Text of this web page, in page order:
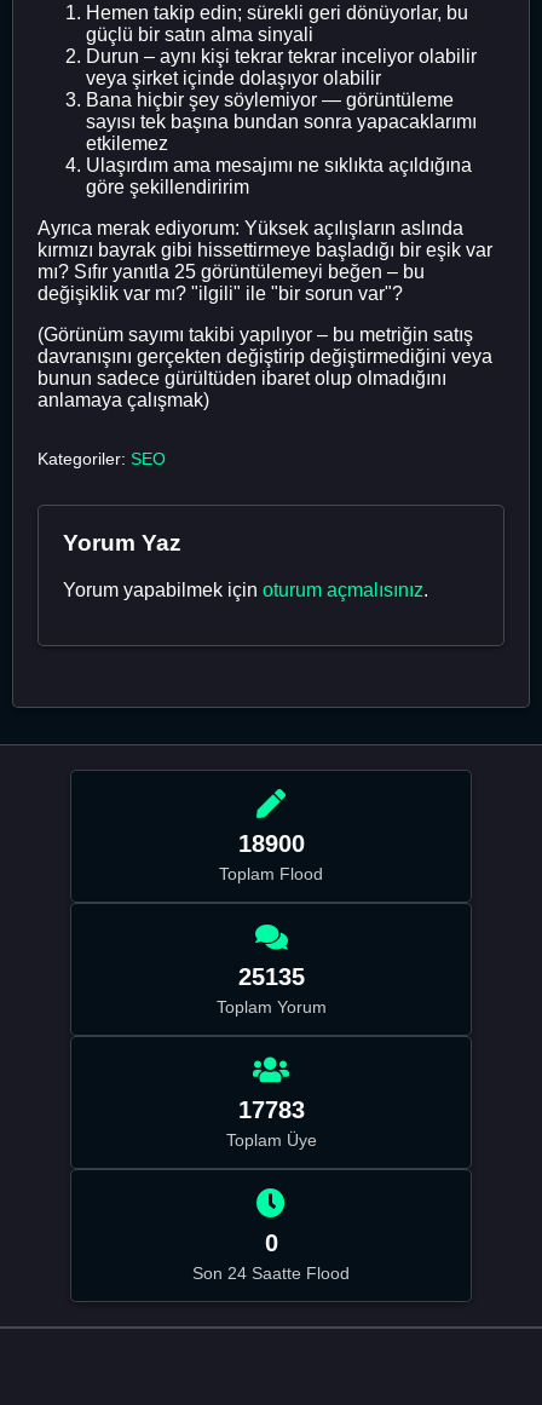
Hemen takip edin; sürekli geri dönüyorlar, bu
güçlü bir satın alma sinyali
Durun – aynı kişi tekrar tekrar inceliyor olabilir
veya şirket içinde dolaşıyor olabilir
Bana hiçbir şey söylemiyor — görüntüleme
sayısı tek başına bundan sonra yapacaklarımı
etkilemez
Ulaşırdım ama mesajımı ne sıklıkta açıldığına
göre şekillendiririm
Ayrıca merak ediyorum: Yüksek açılışların aslında
kırmızı bayrak gibi hissettirmeye başladığı bir eşik var
mı? Sıfır yanıtla 25 görüntülemeyi beğen – bu
değişiklik var mı? "ilgili" ile "bir sorun var"?
(Görünüm sayımı takibi yapılıyor – bu metriğin satış
davranışını gerçekten değiştirip değiştirmediğini veya
bunun sadece gürültüden ibaret olup olmadığını
anlamaya çalışmak)
Kategoriler: SEO
Yorum Yaz
Yorum yapabilmek için oturum açmalısınız.
18900
Toplam Flood
25135
Toplam Yorum
17783
Toplam Üye
0
Son 24 Saatte Flood